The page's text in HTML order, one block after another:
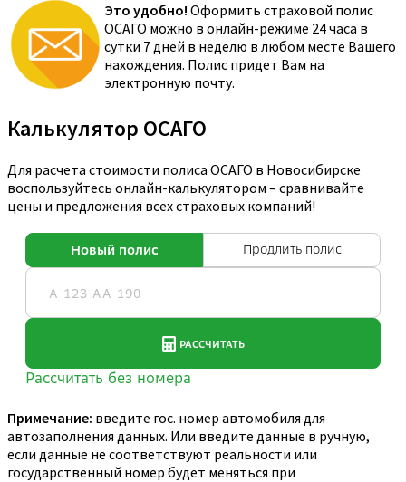
Это удобно! Оформить страховой полис
ОСАГО можно в онлайн-режиме 24 часа в
сутки 7 дней в неделю в любом месте Вашего
нахождения. Полис придет Вам на
электронную почту.
Калькулятор ОСАГО
Для расчета стоимости полиса ОСАГО в Новосибирске
воспользуйтесь онлайн-калькулятором – сравнивайте
цены и предложения всех страховых компаний!
Примечание: введите гос. номер автомобиля для
автозаполнения данных. Или введите данные в ручную,
если данные не соответствуют реальности или
государственный номер будет меняться при